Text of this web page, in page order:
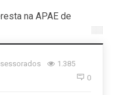
na APAE de
1.385
0